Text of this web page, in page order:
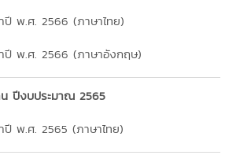
ปี พ.ศ. 2566 (ภาษาไทย)
ปี พ.ศ. 2566 (ภาษาอังกฤษ)
ปีงบประมาณ 2565
ปี พ.ศ. 2565 (ภาษาไทย)